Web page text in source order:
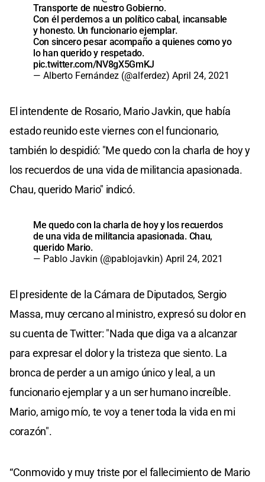
Transporte de nuestro Gobierno.
Con él perdemos a un político cabal, incansable
y honesto. Un funcionario ejemplar.
Con sincero pesar acompaño a quienes como yo
lo han querido y respetado.
pic.twitter.com/NV8gX5GmKJ
— Alberto Fernández (@alferdez) April 24, 2021
El intendente de Rosario, Mario Javkin, que había
estado reunido este viernes con el funcionario,
también lo despidió: "Me quedo con la charla de hoy y
los recuerdos de una vida de militancia apasionada.
Chau, querido Mario" indicó.
Me quedo con la charla de hoy y los recuerdos
de una vida de militancia apasionada. Chau,
querido Mario.
— Pablo Javkin (@pablojavkin) April 24, 2021
El presidente de la Cámara de Diputados, Sergio
Massa, muy cercano al ministro, expresó su dolor en
su cuenta de Twitter: "Nada que diga va a alcanzar
para expresar el dolor y la tristeza que siento. La
bronca de perder a un amigo único y leal, a un
funcionario ejemplar y a un ser humano increíble.
Mario, amigo mío, te voy a tener toda la vida en mi
corazón".
“Conmovido y muy triste por el fallecimiento de Mario